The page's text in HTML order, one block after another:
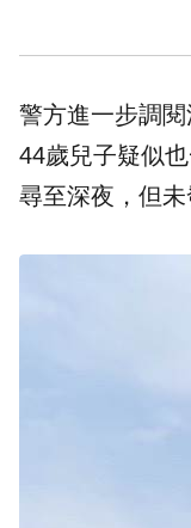
警方進一步調
44歲兒子疑似
尋至深夜，但未